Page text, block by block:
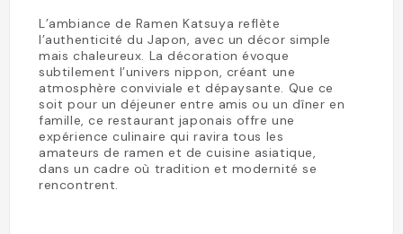
L’ambiance de Ramen Katsuya reflète
l’authenticité du Japon, avec un décor simple
mais chaleureux. La décoration évoque
subtilement l’univers nippon, créant une
atmosphère conviviale et dépaysante. Que ce
soit pour un déjeuner entre amis ou un dîner en
famille, ce restaurant japonais offre une
expérience culinaire qui ravira tous les
amateurs de ramen et de cuisine asiatique,
dans un cadre où tradition et modernité se
rencontrent.